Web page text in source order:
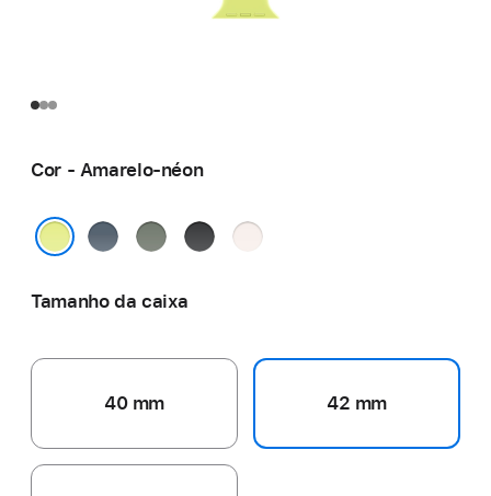
Cor - Amarelo-néon
Azul-
Verde-Preto Rosa leve
Tamanho da caixa
40 mm 42 mm